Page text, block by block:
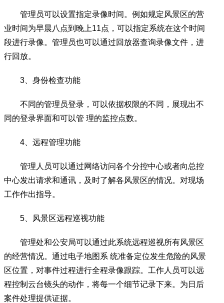
管理员可以设置指定录像时间。例如规定风景区的营
业时间为早晨八点到晚上11点，可以指定系统在这个时间
段进行录像。管理员也可以通过回放器查询录像文件，进
行回放。
3、身份检查功能
不同的管理员登录，可以依据权限的不同，展现出不
同的登录界面和可以管 理的监控点数。
4、远程管理功能
管理人员可以通过网络访问各个分控中心或者向总控
中心发出请求和通讯，及时了解各风景区的情况。对现场
工作作出指导。
5、风景区远程巡视功能
管理处和公安局可以通过此系统远程巡视所有风景区
的经营情况。通过电子地图系 统准备定位发生危险的风景
区位置，对事件过程进行全程录像跟踪。工作人员可以远
程控制云台镜头的动作，将每一个细节记录下来。为日后
案件处理提供证据。